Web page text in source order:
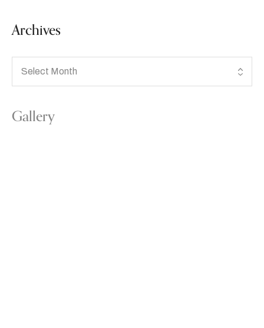
Archives
Gallery